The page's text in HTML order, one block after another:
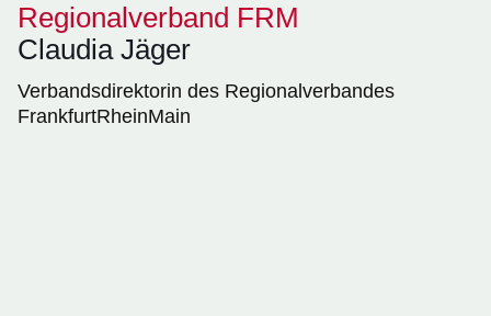
Regionalverband FRM
Claudia Jäger
Verbandsdirektorin des Regionalverbandes
FrankfurtRheinMain